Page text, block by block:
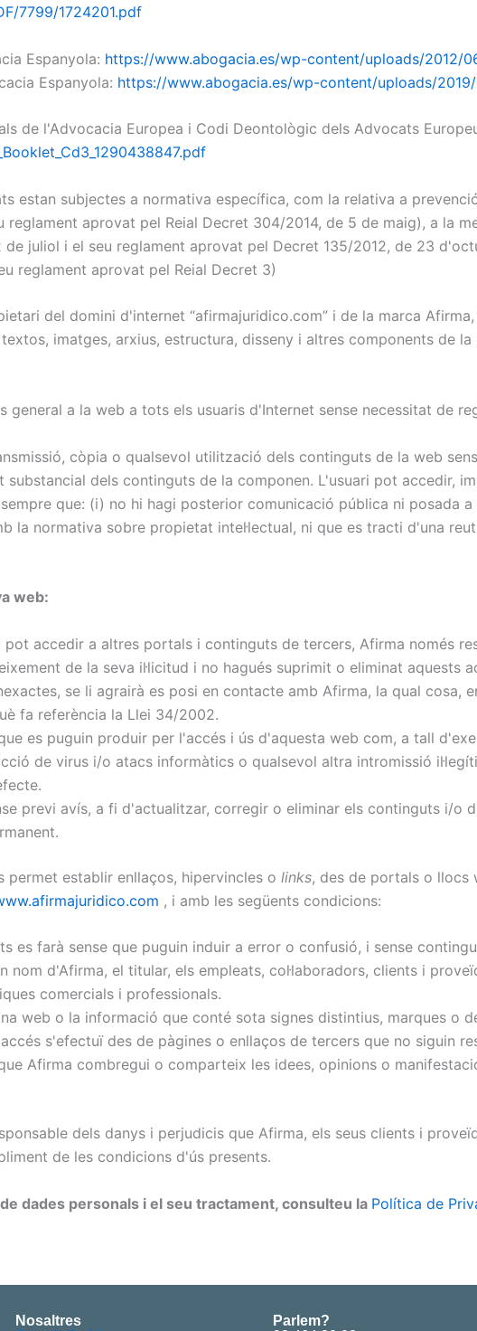
7799/1724201.pdf
Espanyola: https://www.abogacia.es/wp-content/uploads/2012/
Espanyola: https://www.abogacia.es/wp-content/uploads/
de l'Advocacia Europea i Codi Deontològic dels Advocats
estan subjectes a normativa específica, com la relativa a
aprovat pel Reial Decret 304/2014, de 5 de maig), a la
juliol i el seu reglament aprovat pel Decret 135/2012, de 23
reglament aprovat pel Reial Decret 3)
del domini d'internet “afirmajuridico.com” i de la marca
imatges, arxius, estructura, disseny i altres components de
general a la web a tots els usuaris d'Internet sense necessitat de
còpia o qualsevol utilització dels continguts de la web
dels continguts de la componen. L'usuari pot accedir,
que: (i) no hi hagi posterior comunicació pública ni posada
la normativa sobre propietat intel·lectual, ni que es tracti d'una
web:
pot accedir a altres portals i continguts de tercers, Afirma només
de la seva il·licitud i no hagués suprimit o eliminat aquests
se li agrairà es posi en contacte amb Afirma, la qual cosa,
fa referència la Llei 34/2002.
es puguin produir per l'accés i ús d'aquesta web com, a tall
de virus i/o atacs informàtics o qualsevol altra intromissió
previ avís, a fi d'actualitzar, corregir o eliminar els continguts i/o
permet establir enllaços, hipervincles o links, des de portals o llocs
, i amb les següents condicions:
es farà sense que puguin induir a error o confusió, i sense
nom d'Afirma, el titular, els empleats, col·laboradors, clients i
comercials i professionals.
web o la informació que conté sota signes distintius, marques o
s'efectuï des de pàgines o enllaços de tercers que no siguin
Afirma combregui o comparteix les idees, opinions o
dels danys i perjudicis que Afirma, els seus clients i
de les condicions d'ús presents.
dades personals i el seu tractament, consulteu la Política de
Nosaltres
Parlem?